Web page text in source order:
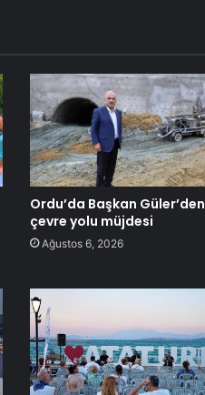
Ordu’da Başkan Güler’den
çevre yolu müjdesi
Ağustos 6, 2026